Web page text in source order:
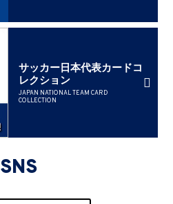
サッカー日本代表カードコ
レクション
JAPAN NATIONAL TEAM CARD
COLLECTION
SNS